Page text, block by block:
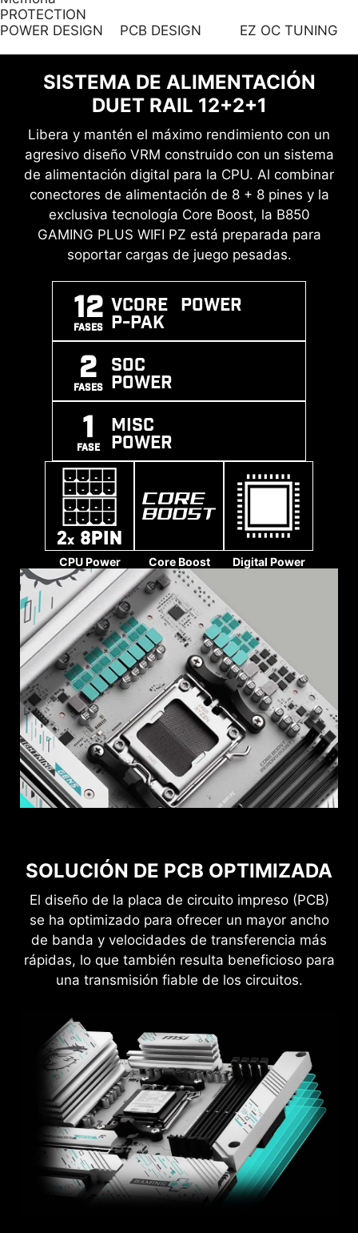
INSTALACIÓN EZ
M.2
REMOVER
Las exclusivas tecnologías EZ M.2 Shield Frozr II
y EZ M.2 CLIP II de MSI facilitan la instalación de
M.2. Inserta la tarjeta SSD en la ranura y
presiona hacia abajo para fijarla en su lugar con
el clip. Para fijar la SSD, mueve el clip hacia
afuera y luego retira la SSD. El proceso es
sencillo y no necesitas utilizar herramientas
como antes. Con un solo dedo podrás disfrutar
de una experiencia DIY perfecta.
NOTIFICACIÓN PARA EVITAR
COLISIONES
ZONA KEEP OUT
CABEZAL ARGB
ADICIONAL
CABEZAL ADICIONAL
FAN
Una vez conectado a Internet, MSI Driver Utility
automáticamente los drivers y utilidades
adecuados, que podrás descargar e instalar
con sólo unos clics. Saber más
*Asegúrate de conectarte a Internet o el instalador de
*MSI Driver Utility Installer estará listo en Windows 11
build 22H2.
PROTECTION
POWER DESIGN
PCB DESIGN EZ OC TUNING
SISTEMA DE ALIMENTACIÓN
DUET RAIL 12+2+1
Libera y mantén el máximo rendimiento con un
agresivo diseño VRM construido con un sistema
de alimentación digital para la CPU. Al combinar
conectores de alimentación de 8 + 8 pines y la
exclusiva tecnología Core Boost, la B850
GAMING PLUS WIFI PZ está preparada para
soportar cargas de juego pesadas.
12
FASES
Vcore POWER
P-PAK
2
FASES
SOC
POWER
1
FASE
MISC
POWER
CPU Power Core Boost Digital Power
SOLUCIÓN DE PCB OPTIMIZADA
El diseño de la placa de circuito impreso (PCB)
se ha optimizado para ofrecer un mayor ancho
de banda y velocidades de transferencia más
rápidas, lo que también resulta beneficioso para
una transmisión fiable de los circuitos.